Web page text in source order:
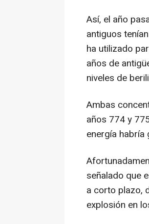
Así, el año
antiguos
ha utilizado
años de
niveles de
Ambas
años 774 y
energía habría
señalado que
a corto plazo,
explosión en